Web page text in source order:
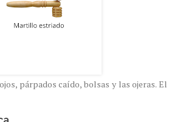
párpados caído, bolsas y las ojeras. El